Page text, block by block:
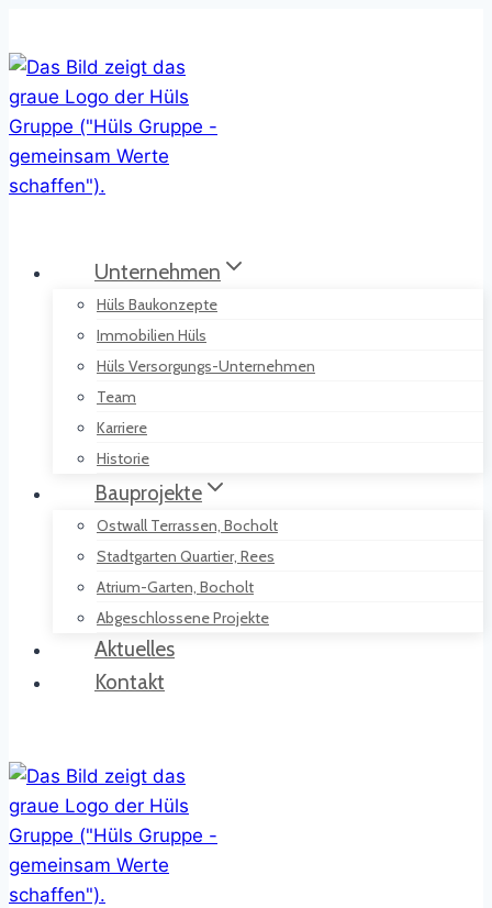
Inhalt
springen
Unternehmen
Hüls Baukonzepte
Immobilien Hüls
Hüls Versorgungs-Unternehmen
Team
Karriere
Historie
Bauprojekte
Ostwall Terrassen, Bocholt
Stadtgarten Quartier, Rees
Atrium-Garten, Bocholt
Abgeschlossene Projekte
Aktuelles
Kontakt